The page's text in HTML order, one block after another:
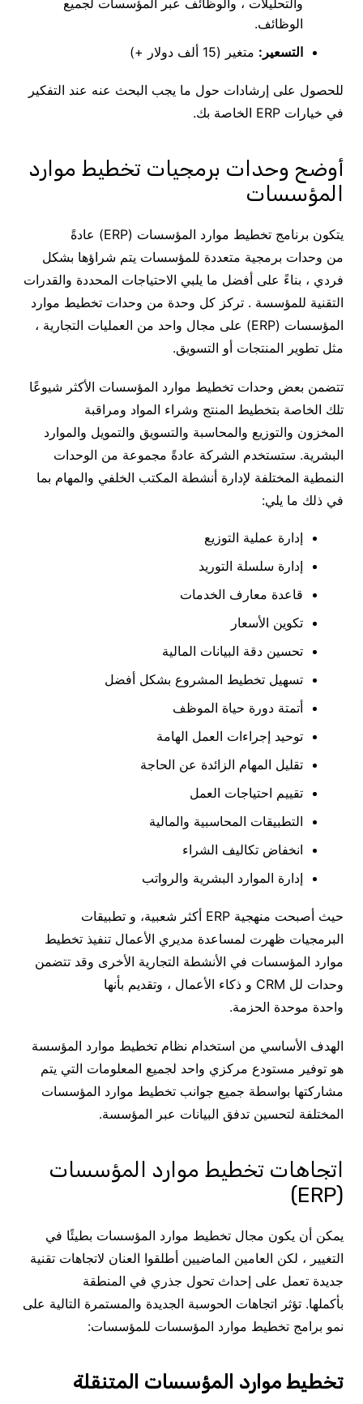
الوظائف.
التسعير: متغير (15 ألف دولار +)
للحصول على إرشادات حول ما يجب البحث عنه عند التفكير
في خيارات ERP الخاصة بك.
أوضح وحدات برمجيات تخطيط موارد
المؤسسات
يتكون برنامج تخطيط موارد المؤسسات (ERP) عادةً
من وحدات برمجية متعددة للمؤسسات يتم شراؤها بشكل
فردي ، بناءً على أفضل ما يلبي الاحتياجات المحددة والقدرات
التقنية للمؤسسة . تركز كل وحدة من وحدات تخطيط موارد
المؤسسات (ERP) على مجال واحد من العمليات التجارية ،
مثل تطوير المنتجات أو التسويق.
تتضمن بعض وحدات تخطيط موارد المؤسسات الأكثر شيوعًا
تلك الخاصة بتخطيط المنتج وشراء المواد ومراقبة
المخزون والتوزيع والمحاسبة والتسويق والتمويل والموارد
البشرية. ستستخدم الشركة عادةً مجموعة من الوحدات
النمطية المختلفة لإدارة أنشطة المكتب الخلفي والمهام بما
في ذلك ما يلي:
إدارة عملية التوزيع
إدارة سلسلة التوريد
قاعدة معارف الخدمات
تكوين الأسعار
تحسين دقة البيانات المالية
تسهيل تخطيط المشروع بشكل أفضل
أتمتة دورة حياة الموظف
توحيد إجراءات العمل الهامة
تقليل المهام الزائدة عن الحاجة
تقييم احتياجات العمل
التطبيقات المحاسبية والمالية
انخفاض تكاليف الشراء
إدارة الموارد البشرية والرواتب
حيث أصبحت منهجية ERP أكثر شعبية، و تطبيقات
البرمجيات ظهرت لمساعدة مديري الأعمال تنفيذ تخطيط
موارد المؤسسات في الأنشطة التجارية الأخرى وقد تتضمن
وحدات لل CRM و ذكاء الأعمال ، وتقديم بأنها
واحدة موحدة الحزمة.
الهدف الأساسي من استخدام نظام تخطيط موارد المؤسسة
هو توفير مستودع مركزي واحد لجميع المعلومات التي يتم
مشاركتها بواسطة جميع جوانب تخطيط موارد المؤسسات
المختلفة لتحسين تدفق البيانات عبر المؤسسة.
اتجاهات تخطيط موارد المؤسسات
(ERP)
يمكن أن يكون مجال تخطيط موارد المؤسسات بطيئًا في
التغيير ، لكن العامين الماضيين أطلقوا العنان لاتجاهات تقنية
جديدة تعمل على إحداث تحول جذري في المنطقة
بأكملها. تؤثر اتجاهات الحوسبة الجديدة والمستمرة التالية على
نمو برامج تخطيط موارد المؤسسات للمؤسسات:
تخطيط موارد المؤسسات المتنقلة